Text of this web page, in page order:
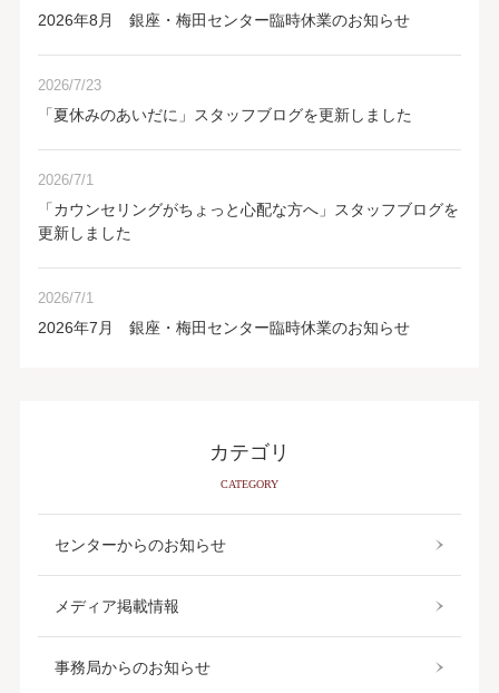
2026年8月 銀座・梅田センター臨時休業のお知らせ
2026/7/23
「夏休みのあいだに」スタッフブログを更新しました
2026/7/1
「カウンセリングがちょっと心配な方へ」スタッフブログを
更新しました
2026/7/1
2026年7月 銀座・梅田センター臨時休業のお知らせ
カテゴリ
CATEGORY
センターからのお知らせ
メディア掲載情報
事務局からのお知らせ